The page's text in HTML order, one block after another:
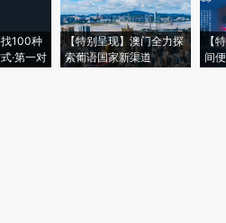
找100种
·第一对
【特别呈现】澳门全力探
索葡语国家新渠道
【
间